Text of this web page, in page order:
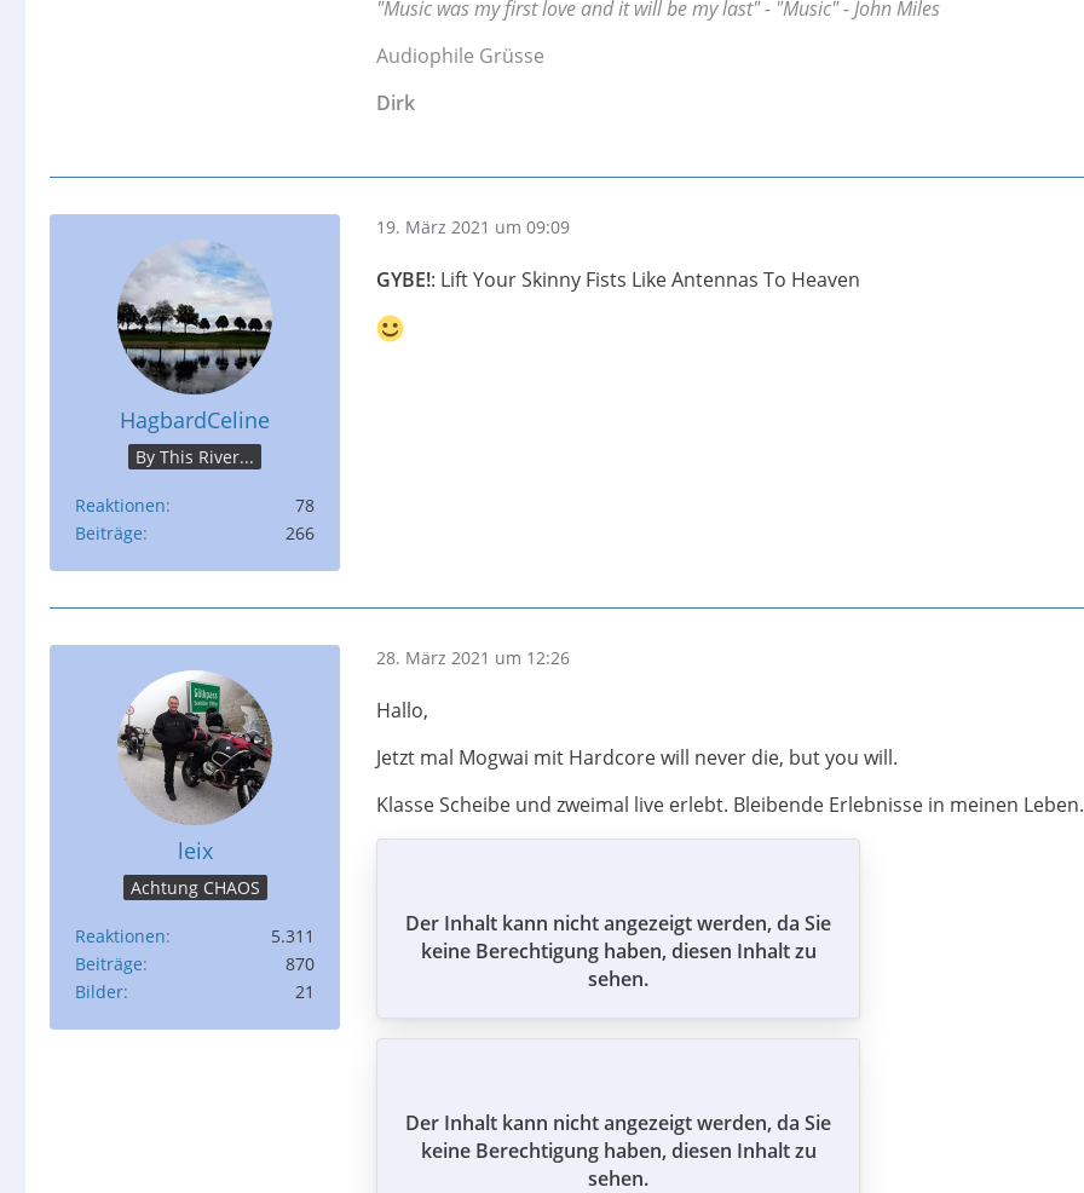
"Music was my first love and it will be my last" - "Music" - John Miles
Audiophile Grüsse
Dirk
HagbardCeline
By This River...
Reaktionen
78
Beiträge
266
19. März 2021 um 09:09
GYBE!: Lift Your Skinny Fists Like Antennas To Heaven
leix
Achtung CHAOS
Reaktionen
5.311
Beiträge
870
Bilder
21
28. März 2021 um 12:26
Hallo,
Jetzt mal Mogwai mit Hardcore will never die, but you will.
Klasse Scheibe und zweimal live erlebt. Bleibende Erlebnisse in meinen Leben.
Der Inhalt kann nicht angezeigt werden, da Sie
keine Berechtigung haben, diesen Inhalt zu
sehen.
Der Inhalt kann nicht angezeigt werden, da Sie
keine Berechtigung haben, diesen Inhalt zu
sehen.